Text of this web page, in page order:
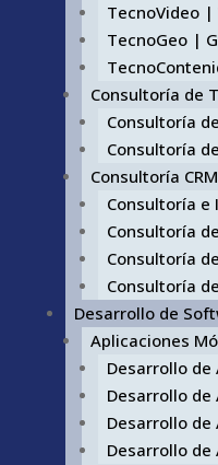
TecnoVideo
TecnoGeo |
Consultoría de
Consultoría
Consultoría
Consultoría CRM
Consultoría e
Consultoría
Consultoría
Consultoría
Desarrollo de
Aplicaciones
Desarrollo de
Desarrollo de
Desarrollo
Desarrollo de